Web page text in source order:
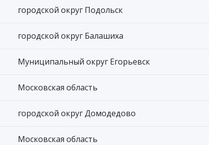
городской округ Подольск
городской округ Балашиха
Муниципальный округ Егорьевск
Московская область
городской округ Домодедово
Московская область